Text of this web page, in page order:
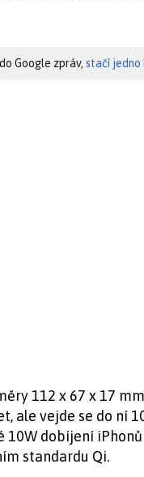
Google zpráv, stačí jedno
112 x 67 x 17
ale vejde se do ní
dobíjení
standardu Qi.